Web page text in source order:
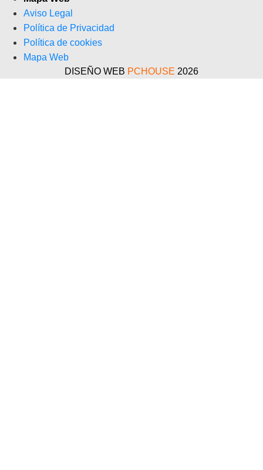
Aviso Legal
Política de Privacidad
Política de cookies
Mapa Web
DISEÑO WEB PCHOUSE 2026